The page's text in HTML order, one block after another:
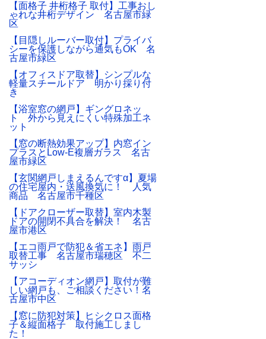
【面格子 井桁格子 取付】工事おし
ゃれな井桁デザイン 名古屋市緑
区
【目隠しルーバー取付】プライバ
シーを保護しながら通気もOK 名
古屋市緑区
【オフィスドア取替】シンプルな
軽量スチールドア 明かり採り付
き
【浴室窓の網戸】ギングロネッ
ト 外から見えにくい特殊加工ネ
ット
【窓の断熱効果アップ】内窓イン
プラスとLow-E複層ガラス 名古
屋市緑区
【玄関網戸しまえるんですα】夏場
の住宅屋内・送風換気に！ 人気
商品 名古屋市千種区
【ドアクローザー取替】室内木製
ドアの開閉不具合を解決！ 名古
屋市港区
【エコ雨戸で防犯＆省エネ】雨戸
取替工事 名古屋市瑞穂区 不二
サッシ
【アコーディオン網戸】取付が難
しい網戸も、ご相談ください！名
古屋市中区
【窓に防犯対策】ヒシクロス面格
子＆縦面格子 取付施工しまし
た！